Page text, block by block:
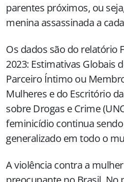
parentes próximos, ou
menina assassinada a
Os dados são do relatório
2023: Estimativas Globais
Parceiro Íntimo ou
Mulheres e do Escritório
sobre Drogas e Crime
feminicídio continua
generalizado em todo o
A violência contra a